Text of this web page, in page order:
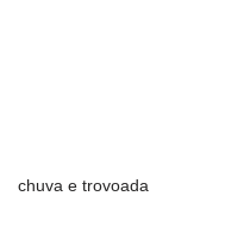
chuva e trovoada